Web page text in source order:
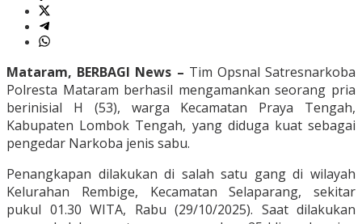
Mataram, BERBAGI News – Tim Opsnal Satresnarkoba
Polresta Mataram berhasil mengamankan seorang pria
berinisial H (53), warga Kecamatan Praya Tengah,
Kabupaten Lombok Tengah, yang diduga kuat sebagai
pengedar Narkoba jenis sabu.
Penangkapan dilakukan di salah satu gang di wilayah
Kelurahan Rembige, Kecamatan Selaparang, sekitar
pukul 01.30 WITA, Rabu (29/10/2025). Saat dilakukan